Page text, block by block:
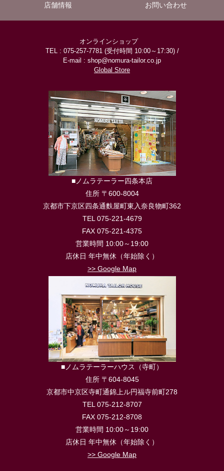
店舗情報 お問い合わせ
オンラインショップ
TEL : 075-257-7781 (受付時間 10:00～17:30) /
E-mail : shop@nomura-tailor.co.jp
Global Store
■ノムラテーラー四条本店
住所 〒600-8004
京都市下京区四条通麩屋町東入奈良物町362
TEL 075-221-4679
FAX 075-221-4375
営業時間 10:00～19:00
店休日 年中無休（年始除く）
>> Google Map
■ノムラテーラーハウス（寺町）
住所 〒604-8045
京都市中京区寺町通錦上ル円福寺前町278
TEL 075-212-8707
FAX 075-212-8708
営業時間 10:00～19:00
店休日 年中無休（年始除く）
>> Google Map